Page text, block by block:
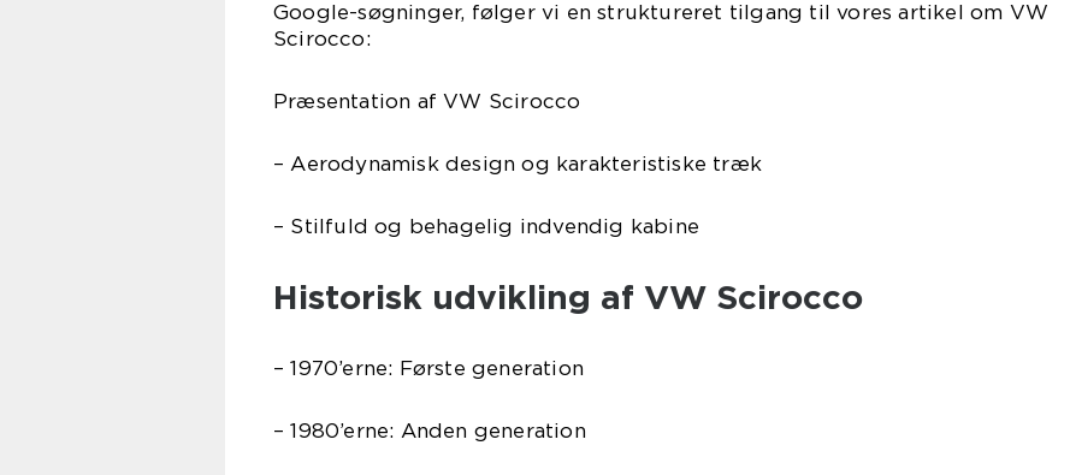
Google-søgninger, følger vi en struktureret tilgang til vores artikel om VW
Scirocco:
Præsentation af VW Scirocco
– Aerodynamisk design og karakteristiske træk
– Stilfuld og behagelig indvendig kabine
Historisk udvikling af VW Scirocco
– 1970’erne: Første generation
– 1980’erne: Anden generation